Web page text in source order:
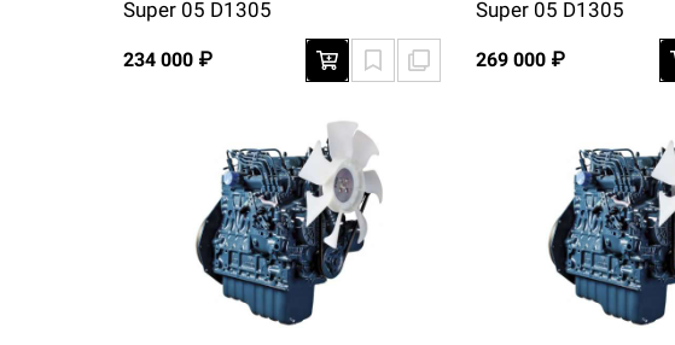
Super 05 D1305
234 000 ₽
Super 05 D1305
269 000 ₽